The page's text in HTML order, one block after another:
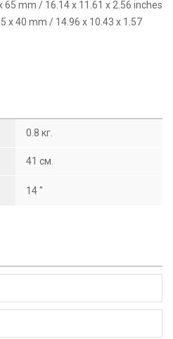
mm / 16.14 x 11.61 x 2.56 inches
x 40 mm / 14.96 x 10.43 x 1.57
0.8 кг.
41 см.
14 "